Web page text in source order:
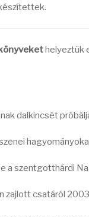
helyeztük
dalkincsét
a szentgotthárdi
zajlott csatáról